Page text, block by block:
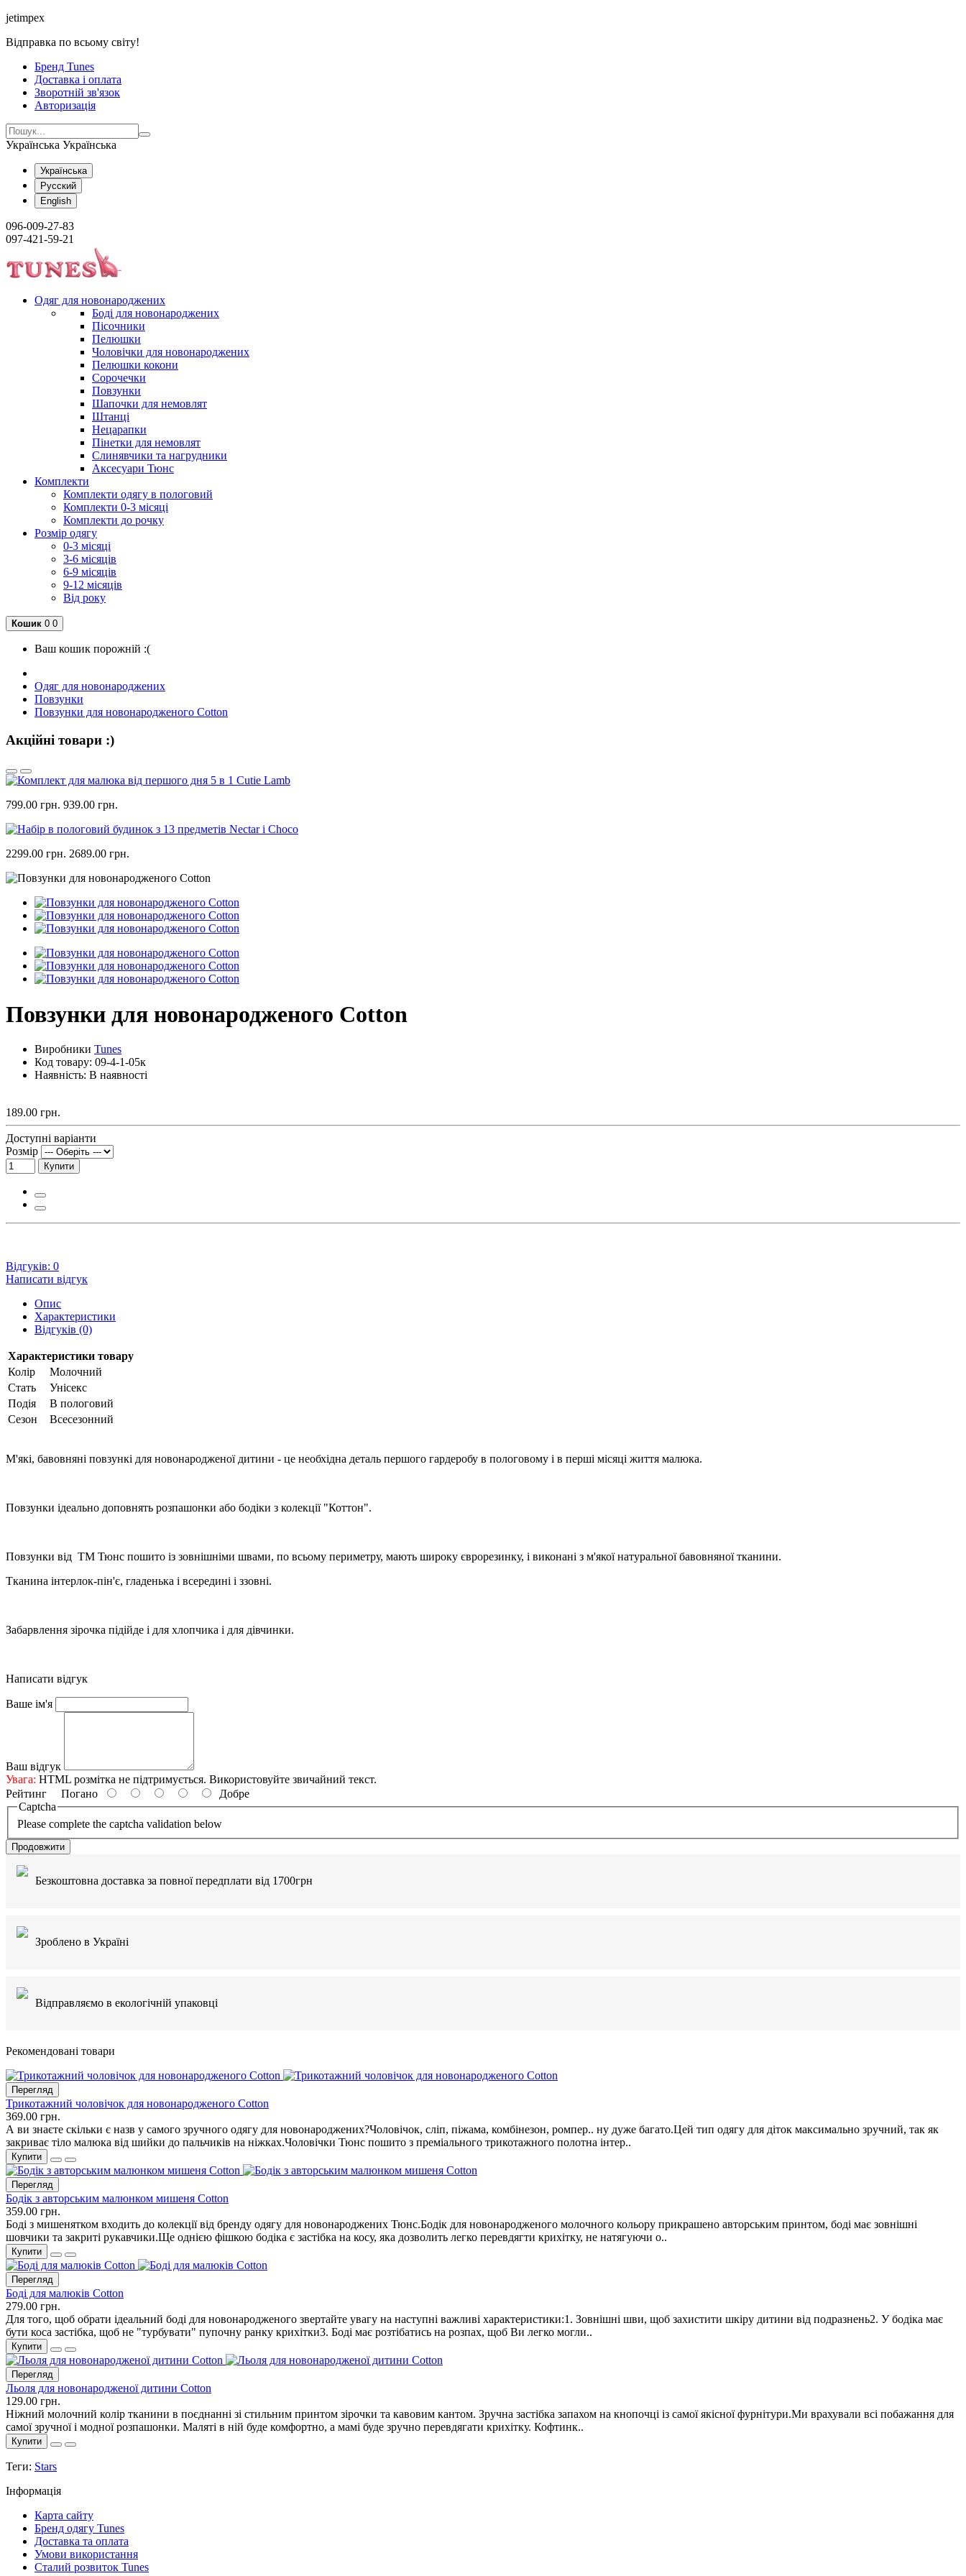
jetimpex
Відправка по всьому світу!
Бренд Tunes
Доставка і оплата
Зворотній зв'язок
Авторизація
Українська Українська
Українська
Русский
English
096-009-27-83
097-421-59-21
Одяг для новонароджених
Боді для новонароджених
Пісочники
Пелюшки
Чоловічки для новонароджених
Пелюшки кокони
Сорочечки
Повзунки
Шапочки для немовлят
Штанці
Нецарапки
Пінетки для немовлят
Слинявчики та нагрудники
Аксесуари Тюнс
Комплекти
Комплекти одягу в пологовий
Комплекти 0-3 місяці
Комплекти до рочку
Розмір одягу
0-3 місяці
3-6 місяців
6-9 місяців
9-12 місяців
Від року
Кошик 0 0
Ваш кошик порожній :(
Одяг для новонароджених
Повзунки
Повзунки для новонародженого Cotton
Акційні товари :)
799.00 грн. 939.00 грн.
2299.00 грн. 2689.00 грн.
Повзунки для новонародженого Cotton
Виробники Tunes
Код товару: 09-4-1-05к
Наявність: В наявності
189.00 грн.
Доступні варіанти
Розмір
Купити
Відгуків: 0
Написати відгук
Опис
Характеристики
Відгуків (0)
Характеристики товару
Колір
Молочний
Стать
Унісекс
Подія
В пологовий
Сезон
Всесезонний
М'які, бавовняні повзункі для новонародженої дитини - це необхідна деталь першого гардеробу в пологовому і в перші місяці життя малюка.
Повзунки ідеально доповнять розпашонки або бодіки з колекції "Коттон".
Повзунки від ТМ Тюнс пошито із зовнішніми швами, по всьому периметру, мають широку єврорезинку, і виконані з м'якої натуральної бавовняної тканини.
Тканина інтерлок-пін'є, гладенька і всередині і ззовні.
Забарвлення зірочка підійде і для хлопчика і для дівчинки.
Написати відгук
Ваше ім'я
Ваш відгук
Увага: HTML розмітка не підтримується. Використовуйте звичайний текст.
Рейтинг Погано
Добре
Captcha
Please complete the captcha validation below
Продовжити
Безкоштовна доставка за повної передплати від 1700грн
Зроблено в Україні
Відправляємо в екологічній упаковці
Рекомендовані товари
Перегляд
Трикотажний чоловічок для новонародженого Cotton
369.00 грн.
А ви знаєте скільки є назв у самого зручного одягу для новонароджених?Чоловічок, сліп, піжама, комбінезон, ромпер.. ну дуже багато.Цей тип одягу для діток максимально зручний, так як
закриває тіло малюка від шийки до пальчиків на ніжках.Чоловічки Тюнс пошито з преміального трикотажного полотна інтер..
Купити
Перегляд
Бодік з авторським малюнком мишеня Cotton
359.00 грн.
Боді з мишенятком входить до колекції від бренду одягу для новонароджених Тюнс.Бодік для новонародженого молочного кольору прикрашено авторським принтом, боді має зовнішні
шовчики та закриті рукавчики.Ще однією фішкою бодіка є застібка на косу, яка дозволить легко перевдягти крихітку, не натягуючи о..
Купити
Перегляд
Боді для малюків Cotton
279.00 грн.
Для того, щоб обрати ідеальний боді для новонародженого звертайте увагу на наступні важливі характеристики:1. Зовнішні шви, щоб захистити шкіру дитини від подразнень2. У бодіка має
бути коса застібка, щоб не "турбувати" пупочну ранку крихітки3. Боді має розтібатись на розпах, щоб Ви легко могли..
Купити
Перегляд
Льоля для новонародженої дитини Cotton
129.00 грн.
Ніжний молочний колір тканини в поєднанні зі стильним принтом зірочки та кавовим кантом. Зручна застібка запахом на кнопочці із самої якісної фурнітури.Ми врахували всі побажання для
самої зручної і модної розпашонки. Маляті в ній буде комфортно, а мамі буде зручно перевдягати крихітку. Кофтинк..
Купити
Теги: Stars
Інформація
Карта сайту
Бренд одягу Tunes
Доставка та оплата
Умови використання
Сталий розвиток Tunes